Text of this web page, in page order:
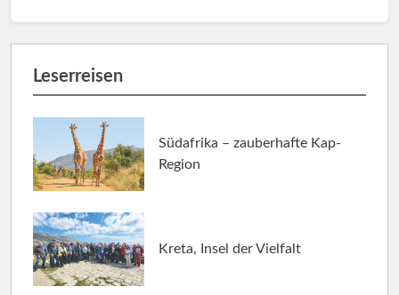
Leserreisen
Südafrika – zauberhafte Kap-
Region
Kreta, Insel der Vielfalt